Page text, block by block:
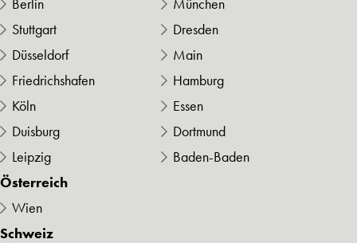
Stuttgart
Dresden
Düsseldorf
Main
Friedrichshafen
Hamburg
Köln
Essen
Duisburg
Dortmund
Leipzig
Baden-Baden
Österreich
Wien
Schweiz